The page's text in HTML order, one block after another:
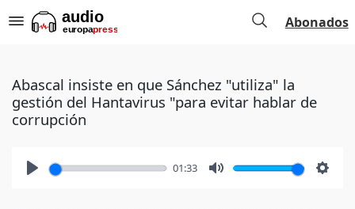
Abonados
Abascal insiste en que Sánchez "utiliza" la
gestión del Hantavirus "para evitar hablar de
corrupción
01:33